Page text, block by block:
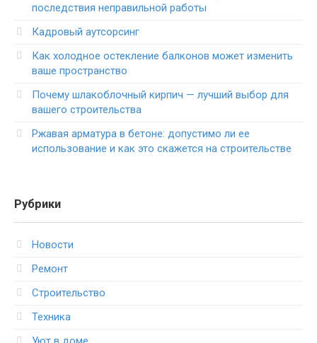
последствия неправильной работы
Кадровый аутсорсинг
Как холодное остекление балконов может изменить
ваше пространство
Почему шлакоблочный кирпич — лучший выбор для
вашего строительства
Ржавая арматура в бетоне: допустимо ли ее
использование и как это скажется на строительстве
Рубрики
Новости
Ремонт
Строительство
Техника